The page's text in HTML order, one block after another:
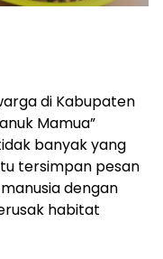
di Kabupaten
Mamua”
banyak yang
tersimpan pesan
dengan
habitat